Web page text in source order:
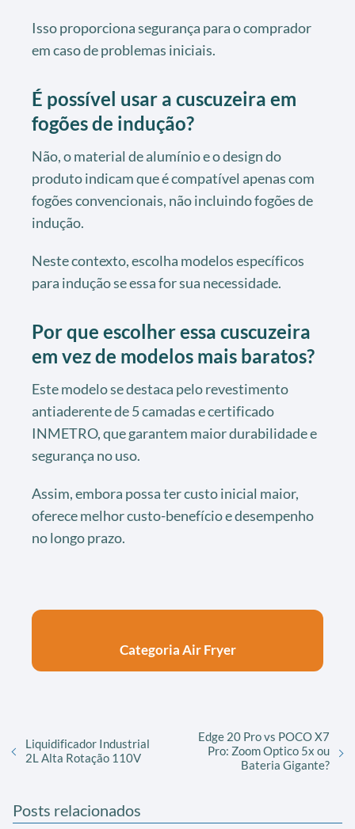
Isso proporciona segurança para o comprador
em caso de problemas iniciais.
É possível usar a cuscuzeira em
fogões de indução?
Não, o material de alumínio e o design do
produto indicam que é compatível apenas com
fogões convencionais, não incluindo fogões de
indução.
Neste contexto, escolha modelos específicos
para indução se essa for sua necessidade.
Por que escolher essa cuscuzeira
em vez de modelos mais baratos?
Este modelo se destaca pelo revestimento
antiaderente de 5 camadas e certificado
INMETRO, que garantem maior durabilidade e
segurança no uso.
Assim, embora possa ter custo inicial maior,
oferece melhor custo-benefício e desempenho
no longo prazo.
Categoria Air Fryer
Liquidificador Industrial
2L Alta Rotação 110V
Edge 20 Pro vs POCO X7
Pro: Zoom Optico 5x ou
Bateria Gigante?
Posts relacionados